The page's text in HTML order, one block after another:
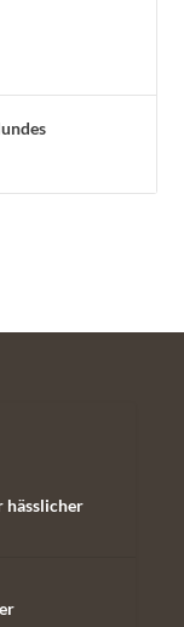
hässlicher